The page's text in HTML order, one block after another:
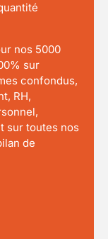
nos 5000
sur
confondus,
RH,
sur toutes nos
de